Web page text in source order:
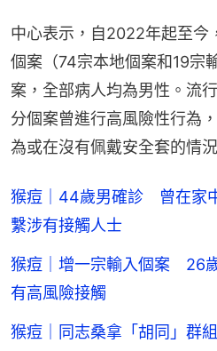
中心表示，自2022年起至今
個案（74宗本地個案和19宗
案，全部病人均為男性。流
分個案曾進行高風險性行為
為或在沒有佩戴安全套的情
猴痘｜44歲男確診 曾在家
繫涉有接觸人士
猴痘｜增一宗輸入個案 26
有高風險接觸
猴痘｜同志桑拿「胡同」群